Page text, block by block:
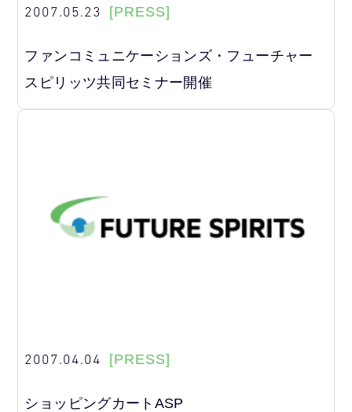
2007.05.23 [PRESS]
ファンコミュニケーションズ・フューチャー
スピリッツ共同セミナー開催
2007.04.04 [PRESS]
ショッピングカートASP